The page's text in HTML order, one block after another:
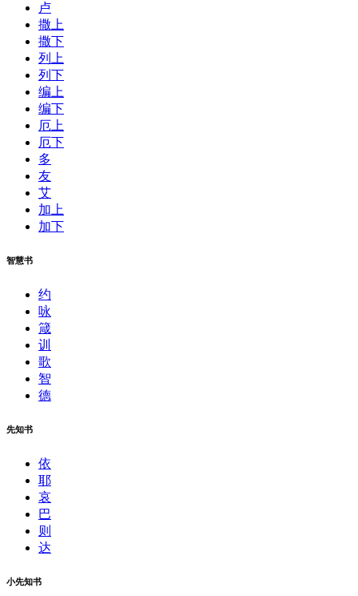
卢
撒上
撒下
列上
列下
编上
编下
厄上
厄下
多
友
艾
加上
加下
智慧书
约
咏
箴
训
歌
智
德
先知书
依
耶
哀
巴
则
达
小先知书